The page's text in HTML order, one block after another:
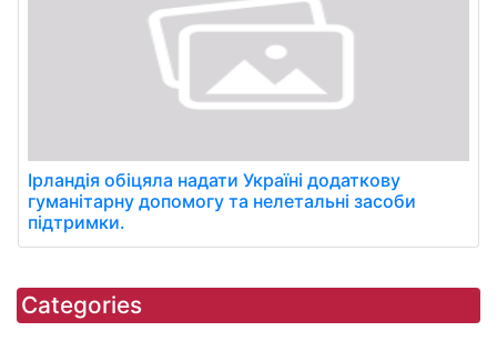
Ірландія обіцяла надати Україні додаткову
гуманітарну допомогу та нелетальні засоби
підтримки.
Categories